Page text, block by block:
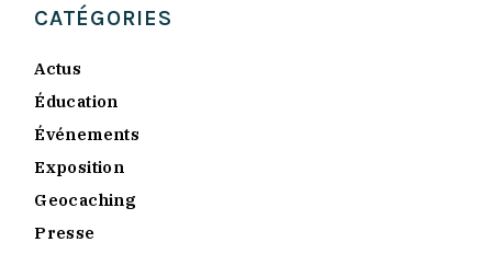
CATÉGORIES
Actus
Éducation
Événements
Exposition
Geocaching
Presse